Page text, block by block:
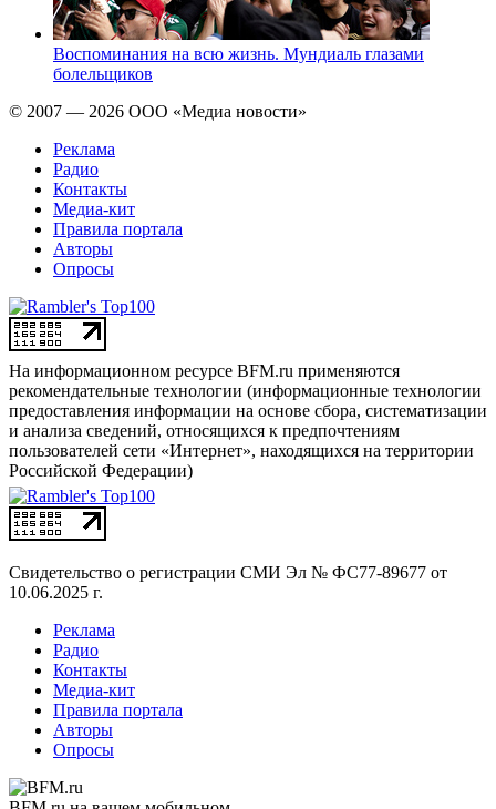
Воспоминания на всю жизнь. Мундиаль глазами
болельщиков
© 2007 — 2026 ООО «Медиа новости»
Реклама
Радио
Контакты
Медиа-кит
Правила портала
Авторы
Опросы
На информационном ресурсе BFM.ru применяются
рекомендательные технологии (информационные технологии
предоставления информации на основе сбора, систематизации
и анализа сведений, относящихся к предпочтениям
пользователей сети «Интернет», находящихся на территории
Российской Федерации)
Свидетельство о регистрации СМИ Эл № ФС77-89677 от
10.06.2025 г.
Реклама
Радио
Контакты
Медиа-кит
Правила портала
Авторы
Опросы